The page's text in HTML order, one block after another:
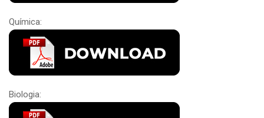
Química:
Biologia: